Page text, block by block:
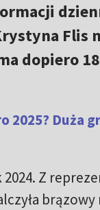
Flis
dopiero
2025? Duża
2024. Z
brązowy